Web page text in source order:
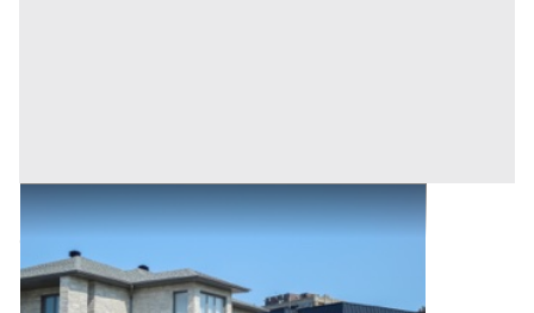
Abitazione di Tipo Civile all'asta a Padova
Selvazzano Dentro (Padova)
115.500 € 154.000 €